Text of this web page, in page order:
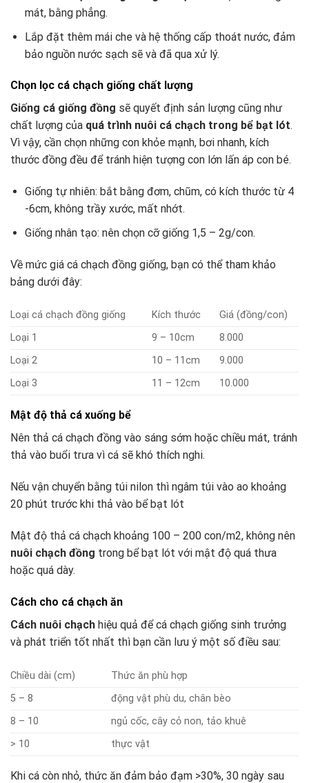
mát, bằng phẳng.
Lắp đặt thêm mái che và hệ thống cấp thoát nước, đảm
bảo nguồn nước sạch sẽ và đã qua xử lý.
Chọn lọc cá chạch giống chất lượng
Giống cá giống đồng sẽ quyết định sản lượng cũng như
chất lượng của quá trình nuôi cá chạch trong bể bạt lót.
Vì vậy, cần chọn những con khỏe mạnh, bơi nhanh, kích
thước đồng đều để tránh hiện tượng con lớn lấn áp con bé.
Giống tự nhiên: bắt bằng đơm, chũm, có kích thước từ 4
-6cm, không trầy xước, mất nhớt.
Giống nhân tạo: nên chọn cỡ giống 1,5 – 2g/con.
Về mức giá cá chạch đồng giống, bạn có thể tham khảo
bảng dưới đây:
Loại cá chạch đồng giống Kích thước
Giá (đồng/con)
Loại 1
9 – 10cm
8.000
Loại 2
10 – 11cm
9.000
Loại 3
11 – 12cm 10.000
Mật độ thả cá xuống bể
Nên thả cá chạch đồng vào sáng sớm hoặc chiều mát, tránh
thả vào buổi trưa vì cá sẽ khó thích nghi.
Nếu vận chuyển bằng túi nilon thì ngâm túi vào ao khoảng
20 phút trước khi thả vào bể bạt lót
Mật độ thả cá chạch khoảng 100 – 200 con/m2, không nên
nuôi chạch đồng trong bể bạt lót với mật độ quá thưa
hoặc quá dày.
Cách cho cá chạch ăn
Cách nuôi chạch hiệu quả để cá chạch giống sinh trưởng
và phát triển tốt nhất thì bạn cần lưu ý một số điều sau:
Chiều dài (cm)
Thức ăn phù hợp
5 – 8
động vật phù du, chân bèo
8 – 10
ngủ cốc, cây cỏ non, tảo khuê
> 10
thực vật
Khi cá còn nhỏ, thức ăn đảm bảo đạm >30%, 30 ngày sau